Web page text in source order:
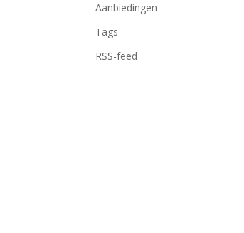
Aanbiedingen
Tags
RSS-feed